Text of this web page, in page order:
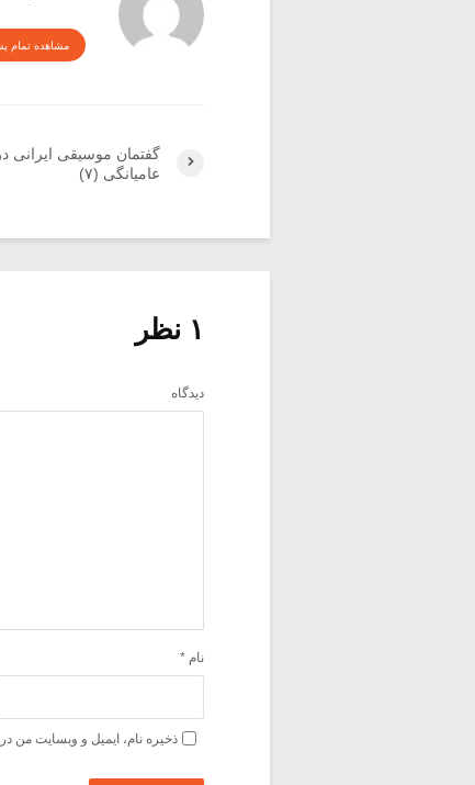
مشاهده تمام
گفتمان موسیقی ایرانی
عامیانگی (۷)
۱ نظر
دیدگاه
نام *
ذخیره نام، ایمیل و وبسایت من